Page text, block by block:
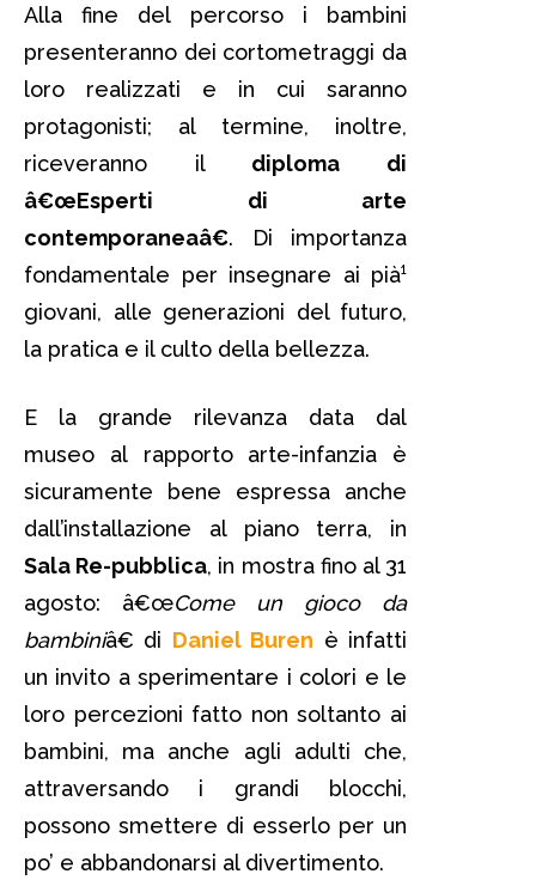
Alla fine del percorso i bambini
presenteranno dei cortometraggi da
loro realizzati e in cui saranno
protagonisti; al termine, inoltre,
riceveranno il diploma di
â€œEsperti di arte
contemporaneaâ€. Di importanza
fondamentale per insegnare ai pià¹
giovani, alle generazioni del futuro,
la pratica e il culto della bellezza.
E la grande rilevanza data dal
museo al rapporto arte-infanzia è
sicuramente bene espressa anche
dall’installazione al piano terra, in
Sala Re-pubblica, in mostra fino al 31
agosto: â€œCome un gioco da
bambiniâ€ di Daniel Buren è infatti
un invito a sperimentare i colori e le
loro percezioni fatto non soltanto ai
bambini, ma anche agli adulti che,
attraversando i grandi blocchi,
possono smettere di esserlo per un
po’ e abbandonarsi al divertimento.